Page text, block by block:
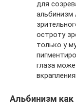
для
альбинизм
остроту
только у
глаза
Альбинизм как